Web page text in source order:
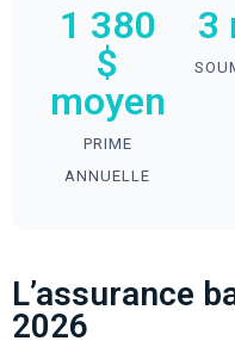
1 380
$
moyen
PRIME
ANNUELLE
3
L’assurance
2026